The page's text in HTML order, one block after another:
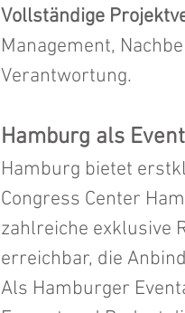
Vollständige
Management,
Verantwortung.
Hamburg als
Hamburg bietet
Congress Center
zahlreiche exklusive
erreichbar, die
Als Hamburger